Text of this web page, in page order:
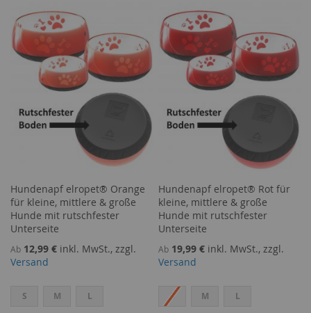
WUNSCHLISTE
HINZUFÜGEN
VERGLEICHSLISTE
HINZUFÜGEN
WUNSCHLISTE
HINZUFÜGEN
VERGLEICHSLISTE
HINZUFÜGEN
Hundenapf elropet® Orange
für kleine, mittlere & große
Hunde mit rutschfester
Unterseite
Ab 12,99 € inkl. MwSt., zzgl.
Versand
S M L
Hundenapf elropet® Rot für
kleine, mittlere & große
Hunde mit rutschfester
Unterseite
Ab 19,99 € inkl. MwSt., zzgl.
Versand
S M L